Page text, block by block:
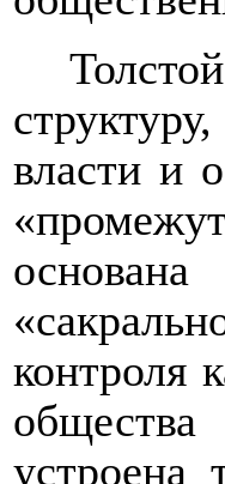
власти и
контроля
устроена